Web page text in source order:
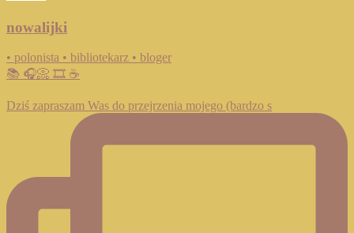
nowalijki
• polonista • bibliotekarz • bloger
📚 🎧📀 🎞️ ☕️
Dziś zapraszam Was do przejrzenia mojego (bardzo s